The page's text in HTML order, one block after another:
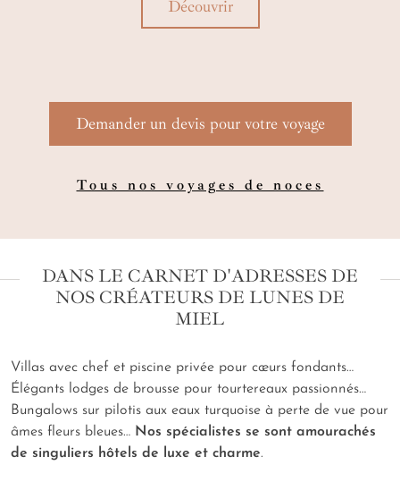
Découvrir
Demander un devis pour votre voyage
Tous nos voyages de noces
DANS LE CARNET D'ADRESSES DE
NOS CRÉATEURS DE LUNES DE
MIEL
Villas avec chef et piscine privée pour cœurs fondants…
Élégants lodges de brousse pour tourtereaux passionnés…
Bungalows sur pilotis aux eaux turquoise à perte de vue pour
âmes fleurs bleues… Nos spécialistes se sont amourachés
de singuliers hôtels de luxe et charme.